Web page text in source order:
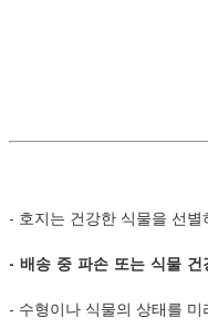
- 호지는 건강한 식물을 선
- 배송 중 파손 또는 식물
- 수형이나 식물의 상태를